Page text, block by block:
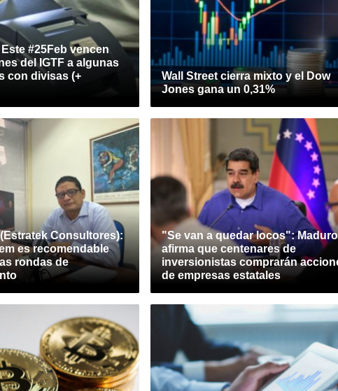
#25Feb vencen
del IGTF a algunas
con divisas (+
Wall Street cierra mixto y el Dow
Jones gana un 0,31%
Consultores):
es recomendable
rondas de
"Se van a quedar locos": Maduro
afirma que centenares de
inversionistas comprarán
de empresas estatales